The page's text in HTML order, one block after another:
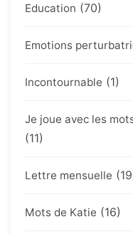
Education (70)
Emotions
Incontournable (1)
Je joue avec les
(11)
Lettre mensuelle
Mots de Katie (16)